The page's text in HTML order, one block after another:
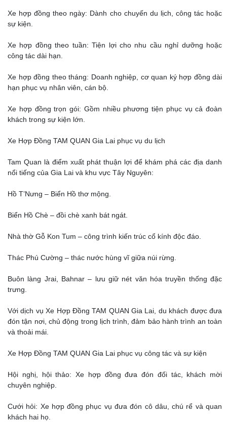
Xe hợp đồng theo ngày: Dành cho chuyến du lịch, công tác hoặc
sự kiện.
Xe hợp đồng theo tuần: Tiện lợi cho nhu cầu nghỉ dưỡng hoặc
công tác dài hạn.
Xe hợp đồng theo tháng: Doanh nghiệp, cơ quan ký hợp đồng dài
hạn phục vụ nhân viên, cán bộ.
Xe hợp đồng trọn gói: Gồm nhiều phương tiện phục vụ cả đoàn
khách trong sự kiện lớn.
Xe Hợp Đồng TAM QUAN Gia Lai phục vụ du lịch
Tam Quan là điểm xuất phát thuận lợi để khám phá các địa danh
nổi tiếng của Gia Lai và khu vực Tây Nguyên:
Hồ T’Nưng – Biển Hồ thơ mộng.
Biển Hồ Chè – đồi chè xanh bát ngát.
Nhà thờ Gỗ Kon Tum – công trình kiến trúc cổ kính độc đáo.
Thác Phú Cường – thác nước hùng vĩ giữa núi rừng.
Buôn làng Jrai, Bahnar – lưu giữ nét văn hóa truyền thống đặc
trưng.
Với dịch vụ Xe Hợp Đồng TAM QUAN Gia Lai, du khách được đưa
đón tận nơi, chủ động trong lịch trình, đảm bảo hành trình an toàn
và thoải mái.
Xe Hợp Đồng TAM QUAN Gia Lai phục vụ công tác và sự kiện
Hội nghị, hội thảo: Xe hợp đồng đưa đón đối tác, khách mời
chuyên nghiệp.
Cưới hỏi: Xe hợp đồng phục vụ đưa đón cô dâu, chú rể và quan
khách hai họ.